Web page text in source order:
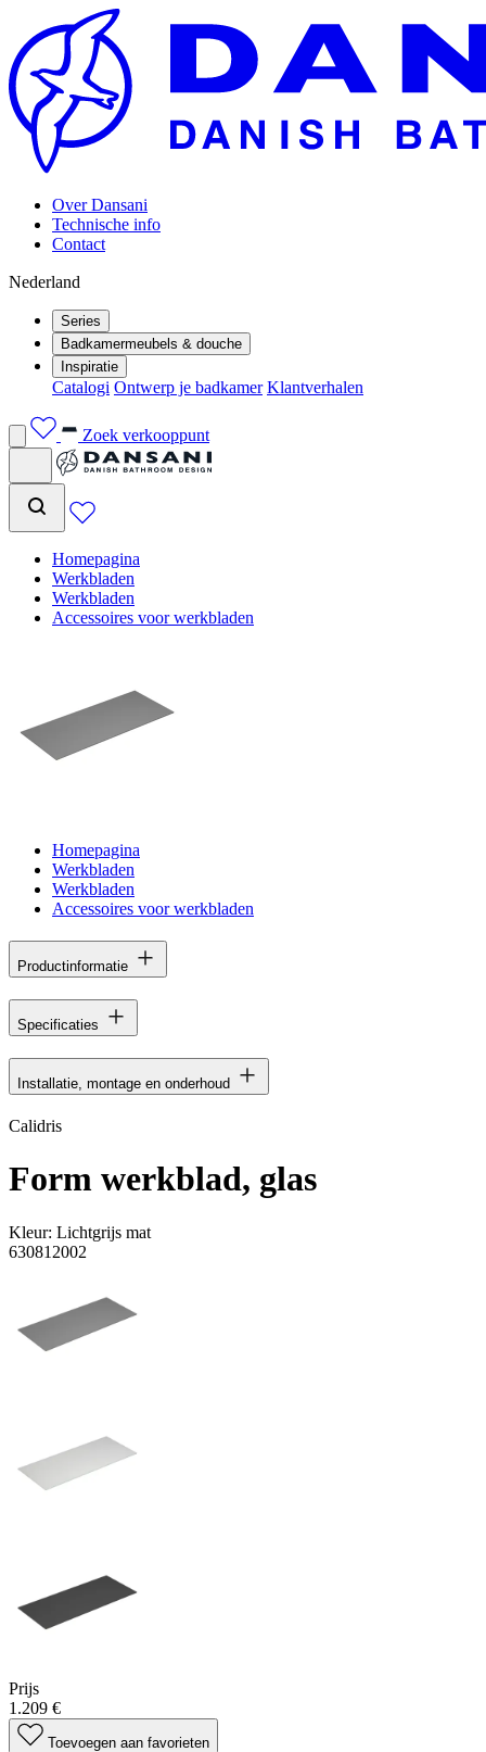
Over Dansani
Technische info
Contact
Nederland
Series
Badkamermeubels & douche
Inspiratie
Catalogi Ontwerp je badkamer Klantverhalen
Zoek verkooppunt
Homepagina
Werkbladen
Werkbladen
Accessoires voor werkbladen
Homepagina
Werkbladen
Werkbladen
Accessoires voor werkbladen
Productinformatie
Specificaties
Installatie, montage en onderhoud
Calidris
Form werkblad, glas
Kleur: Lichtgrijs mat
630812002
Prijs
1.209 €
Toevoegen aan favorieten